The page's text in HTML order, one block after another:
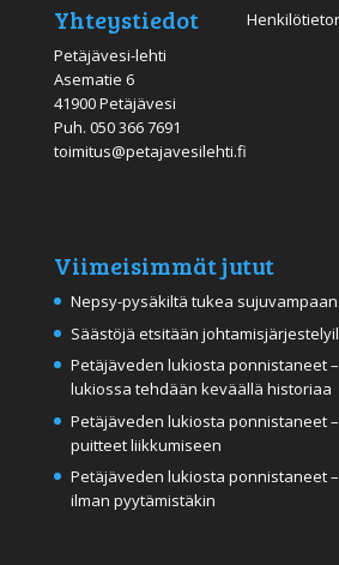
Yhteystiedot
Petäjävesi-lehti
Asematie 6
41900 Petäjävesi
Puh. 050 366 7691
toimitus@petajavesilehti.fi
Viimeisimmät jutut
Nepsy-pysäkiltä tukea
Säästöjä etsitään
Petäjäveden lukiosta ponnistaneet
lukiossa tehdään keväällä historiaa
Petäjäveden lukiosta ponnistaneet
puitteet liikkumiseen
Petäjäveden lukiosta ponnistaneet
ilman pyytämistäkin